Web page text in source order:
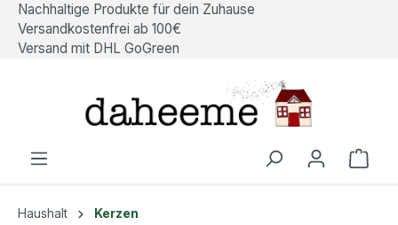
springen
Nachhaltige Produkte für dein Zuhause
Versandkostenfrei ab 100€
Versand mit DHL GoGreen
Haushalt Kerzen